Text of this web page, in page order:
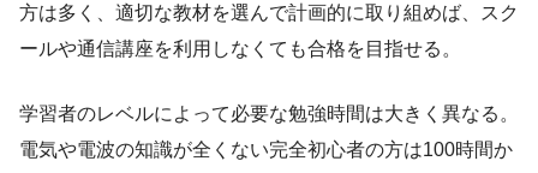
方は多く、適切な教材を選んで計画的に取り組めば、スク
ールや通信講座を利用しなくても合格を目指せる。
学習者のレベルによって必要な勉強時間は大きく異なる。
電気や電波の知識が全くない完全初心者の方は100時間か